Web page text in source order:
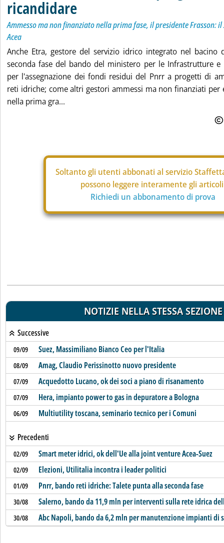
ricandidare
Ammesso ma non finanziato nella prima fase, il presidente Frasson:
Acea
Anche Etra, gestore del servizio idrico integrato nel bacino
seconda fase del bando del ministero per le Infrastrutture
per l'assegnazione dei fondi residui del Pnrr a progetti di
reti idriche; come altri gestori ammessi ma non finanziati
nella prima gra...
Soltanto gli utenti abbonati al servizio
possono leggere interamente gli
Richiedi un abbonamento di prova
NOTIZIE NELLA STESSA SEZIONE
Successive
09/09 Suez, Massimiliano Bianco Ceo per l'Italia
08/09 Amag, Claudio Perissinotto nuovo presidente
07/09 Acquedotto Lucano, ok dei soci a piano di risanamento
07/09 Hera, impianto power to gas in depuratore a Bologna
06/09 Multiutility toscana, seminario tecnico per i Comuni
Precedenti
02/09 Smart meter idrici, ok dell'Ue alla joint venture Acea-Suez
02/09 Elezioni, Utilitalia incontra i leader politici
01/09 Pnrr, bando reti idriche: Talete punta alla seconda fase
30/08 Salerno, bando da 11,9 mln per interventi sulla rete idrica
30/08 Abc Napoli, bando da 6,2 mln per manutenzione impianti di